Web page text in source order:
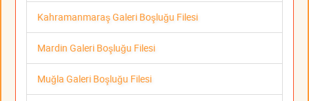
Kahramanmaraş Galeri Boşluğu Filesi
Mardin Galeri Boşluğu Filesi
Muğla Galeri Boşluğu Filesi